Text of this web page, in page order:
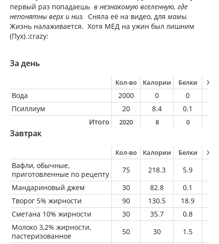
первый раз попадаешь в незнакомую вселенную, где
непонятны верх и низ. Сняла её на видео, для мамы.
Жизнь налаживается. Хотя МЁД на ужин был лишним
(Пух).:crazy:
За день
Кол-во Калории Белки
Вода 2000 0 0
Псиллиум
20 8.4 0.1
Итого
2020 8 0
Завтрак
Кол-во Калории Белки
Вафли, обычные,
приготовленные по рецепту
75 218.3 5.9
Мандариновый джем
30 82.8 0.1
Творог 5% жирности
90 130.5 18.9
Сметана 10% жирности
30 35.7 0.8
Молоко 3,2% жирности,
пастеризованное
50 30 1.5